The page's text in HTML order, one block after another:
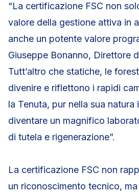
“La certificazione FSC non
valore della gestione attiva in
anche un potente valore
Giuseppe Bonanno, Direttore
Tutt’altro che statiche, le
divenire e riflettono i rapidi
la Tenuta, pur nella sua
diventare un magnifico
di tutela e rigenerazione”.
La certificazione FSC non
un riconoscimento tecnico,